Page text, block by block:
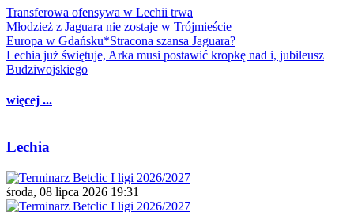
Transferowa ofensywa w Lechii trwa
Młodzież z Jaguara nie zostaje w Trójmieście
Europa w Gdańsku*Stracona szansa Jaguara?
Lechia już świętuje, Arka musi postawić kropkę nad i, jubileusz
Budziwojskiego
więcej ...
Lechia
środa, 08 lipca 2026 19:31